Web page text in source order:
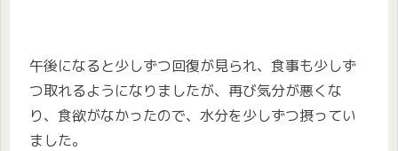
午後になると少しずつ回復が見られ、食事も少しず
つ取れるようになりましたが、再び気分が悪くな
り、食欲がなかったので、水分を少しずつ摂ってい
ました。